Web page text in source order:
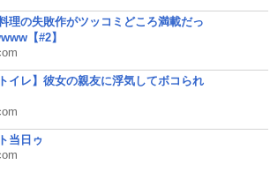
理の失敗作がツッコミどころ満載だっ
【#2】
イレ】彼女の親友に浮気してボコられ
当日ゥ